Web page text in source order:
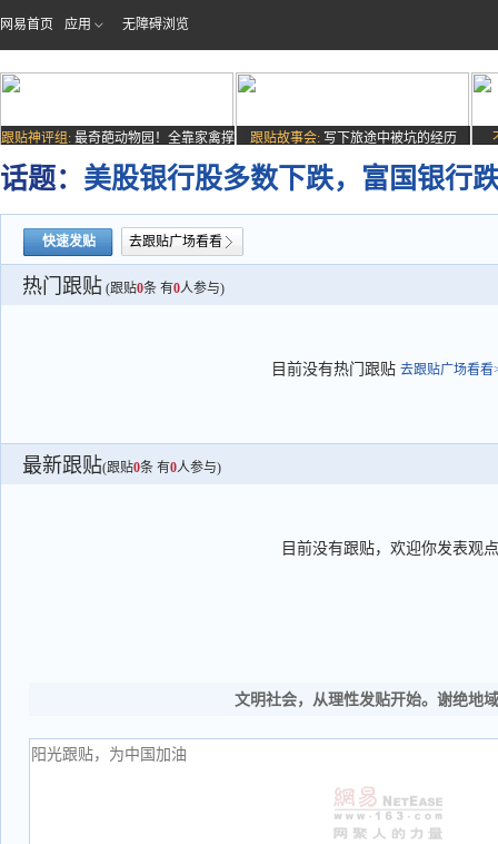
网易首页 应用 无障碍浏览
跟贴神评组: 最奇葩动物园！全靠家禽撑
场子
跟贴故事会: 写下旅途中被坑的经历
话题： 美股银行股多数下跌，富国银行
快速发贴 去跟贴广场看看
热门跟贴 (跟贴0条 有0人参与)
目前没有热门跟贴 去跟贴广场看看
最新跟贴(跟贴0条 有0人参与)
目前没有跟贴，欢迎你发表观点
文明社会，从理性发贴开始。谢绝地